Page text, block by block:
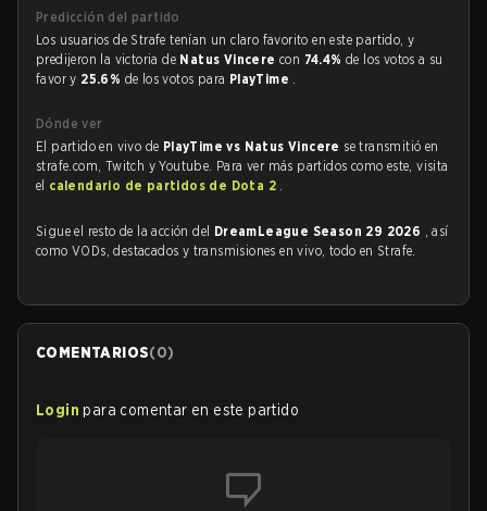
Predicción del partido
Los usuarios de Strafe tenían un claro favorito en este partido, y
predijeron la victoria de Natus Vincerecon 74.4%de los votos a su
favor y 25.6% de los votos para PlayTime .
Dónde ver
El partido en vivo de PlayTime vs Natus Vincere se transmitió en
strafe.com, Twitch y Youtube. Para ver más partidos como este, visita
el calendario de partidos de Dota 2 .
Sigue el resto de la acción del DreamLeague Season 29 2026 , así
como VODs, destacados y transmisiones en vivo, todo en Strafe.
COMENTARIOS(0)
Login para comentar en este partido